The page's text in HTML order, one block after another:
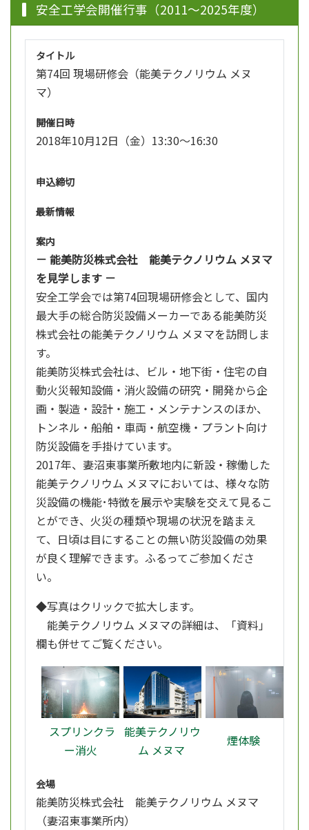
安全工学会開催行事（2011～2025年度）
タイトル
第74回 現場研修会（能美テクノリウム メヌ
マ）
開催日時
2018年10月12日（金）13:30～16:30
申込締切
最新情報
案内
－ 能美防災株式会社 能美テクノリウム メヌマ
を見学します －
安全工学会では第74回現場研修会として、国内
最大手の総合防災設備メーカーである能美防災
株式会社の能美テクノリウム メヌマを訪問しま
す。
能美防災株式会社は、ビル・地下街・住宅の自
動火災報知設備・消火設備の研究・開発から企
画・製造・設計・施工・メンテナンスのほか、
トンネル・船舶・車両・航空機・プラント向け
防災設備を手掛けています。
2017年、妻沼東事業所敷地内に新設・稼働した
能美テクノリウム メヌマにおいては、様々な防
災設備の機能･特徴を展示や実験を交えて見るこ
とができ、火災の種類や現場の状況を踏まえ
て、日頃は目にすることの無い防災設備の効果
が良く理解できます。ふるってご参加くださ
い。
◆写真はクリックで拡大します。
能美テクノリウム メヌマの詳細は、「資料」
欄も併せてご覧ください。
スプリンクラ
ー消火
能美テクノリウ
ム メヌマ
煙体験
会場
能美防災株式会社 能美テクノリウム メヌマ
（妻沼東事業所内）